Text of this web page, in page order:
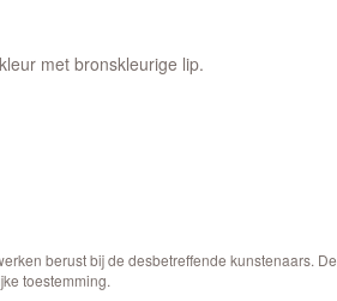
met bronskleurige lip.
berust bij de desbetreffende kunstenaars. De
toestemming.